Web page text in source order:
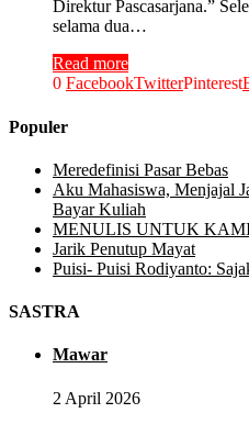
Direktur Pascasarjana.”
selama dua…
Read more
0 FacebookTwitterPinterest
Populer
Meredefinisi Pasar Bebas
Aku Mahasiswa, Menjajal
Bayar Kuliah
MENULIS UNTUK
Jarik Penutup Mayat
Puisi- Puisi Rodiyanto:
SASTRA
Mawar
2 April 2026